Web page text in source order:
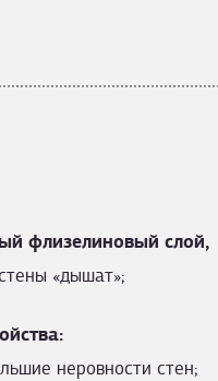
флизелиновый слой,
«дышат»;
неровности стен;